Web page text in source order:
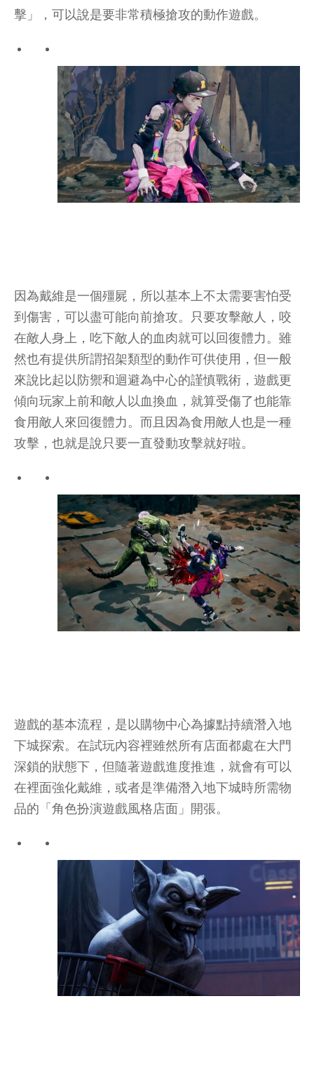
擊」，可以說是要非常積極搶攻的動作遊戲。
因為戴維是一個殭屍，所以基本上不太需要害怕受
到傷害，可以盡可能向前搶攻。只要攻擊敵人，咬
在敵人身上，吃下敵人的血肉就可以回復體力。雖
然也有提供所謂招架類型的動作可供使用，但一般
來說比起以防禦和迴避為中心的謹慎戰術，遊戲更
傾向玩家上前和敵人以血換血，就算受傷了也能靠
食用敵人來回復體力。而且因為食用敵人也是一種
攻擊，也就是說只要一直發動攻擊就好啦。
遊戲的基本流程，是以購物中心為據點持續潛入地
下城探索。在試玩內容裡雖然所有店面都處在大門
深鎖的狀態下，但隨著遊戲進度推進，就會有可以
在裡面強化戴維，或者是準備潛入地下城時所需物
品的「角色扮演遊戲風格店面」開張。